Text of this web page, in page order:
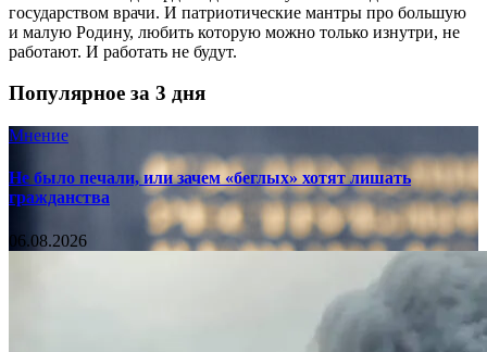
государством врачи. И патриотические мантры про большую
и малую Родину, любить которую можно только изнутри, не
работают. И работать не будут.
Популярное за 3 дня
Мнение
Не было печали, или зачем «беглых» хотят лишать
гражданства
06.08.2026